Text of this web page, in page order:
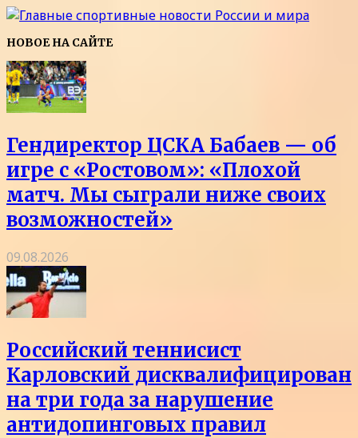
НОВОЕ НА САЙТЕ
Гендиректор ЦСКА Бабаев — об
игре с «Ростовом»: «Плохой
матч. Мы сыграли ниже своих
возможностей»
09.08.2026
Российский теннисист
Карловский дисквалифицирован
на три года за нарушение
антидопинговых правил